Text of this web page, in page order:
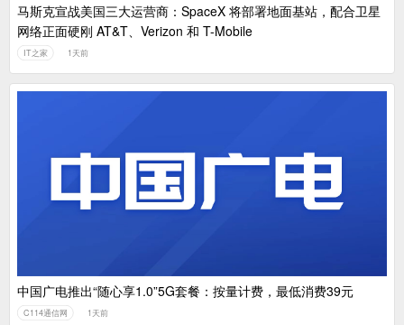
马斯克宣战美国三大运营商：SpaceX 将部署地面基站，配合卫星
网络正面硬刚 AT&T、Verizon 和 T-Mobile
IT之家 1天前
中国广电推出“随心享1.0”5G套餐：按量计费，最低消费39元
C114通信网 1天前